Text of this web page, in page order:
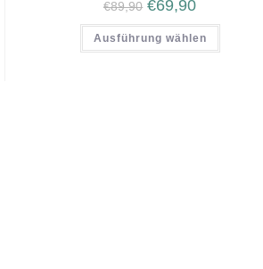
€89,90 €69,90
Ausführung wählen